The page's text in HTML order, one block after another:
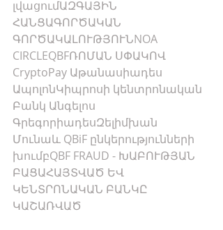
լվացումԱԶԳԱՅԻՆ
ՀԱՆՑԱԳՈՐԾԱԿԱՆ
ԳՈՐԾԱԿԱԼՈՒԹՅՈՒՆNOA
CIRCLEQBFՌՈՄԱՆ ՍՓԱԿՈՎ
CryptoPay Աթանասիադես
ԱպոլոնԿիպրոսի կենտրոնական
Բանկ Անգելոս
ԳրեգորիադեսԶելիմխան
Մունաև QBiF ընկերությունների
խումբQBF FRAUD - ԽԱԲՈՒԹՅԱՆ
ԲԱՑԱՀԱՅՏՎԱԾ ԵՎ
ԿԵՆՏՐՈՆԱԿԱՆ ԲԱՆԿԸ
ԿԱՇԱՌՎԱԾ